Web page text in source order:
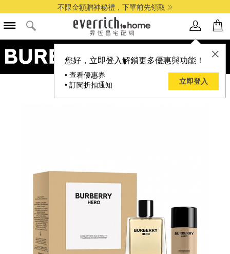
不限金額贈神秘禮，下單前先領取
您好，立即登入解鎖更多優惠與功能！
• 查看優惠券
• 訂閱折扣通知
立即登入
品牌選單